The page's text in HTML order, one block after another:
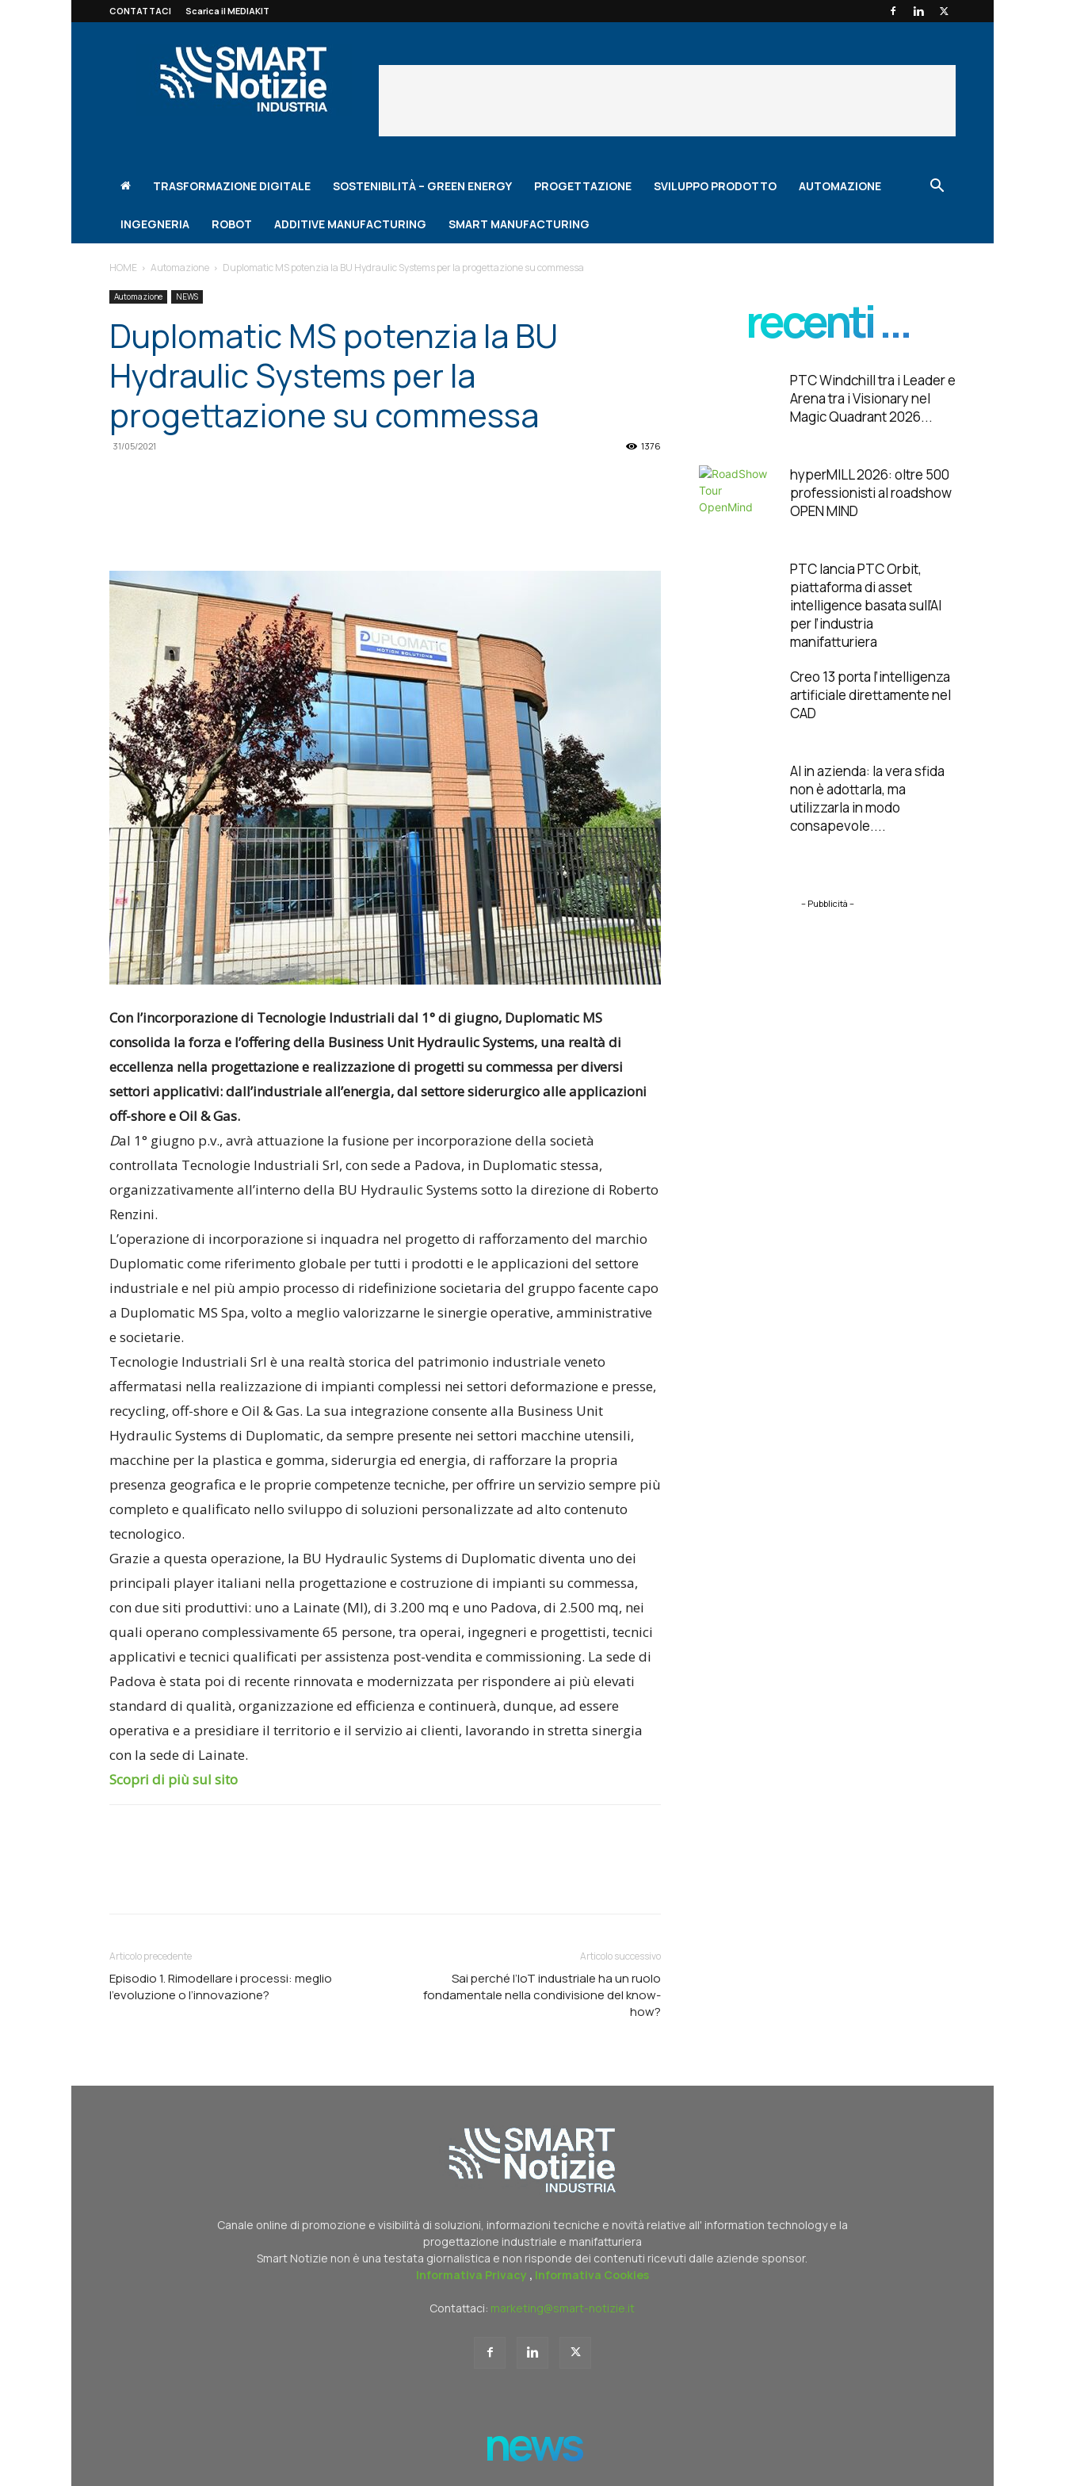
CONTATTACI Scarica il MEDIAKIT
Smart
Notizie
Le
notizie
TRASFORMAZIONE DIGITALE SOSTENIBILITÀ – GREEN ENERGY PROGETTAZIONE SVILUPPO PRODOTTO AUTOMAZIONE
INGEGNERIA ROBOT ADDITIVE MANUFACTURING SMART MANUFACTURING
HOME Automazione Duplomatic MS potenzia la BU Hydraulic Systems per la progettazione su commessa
Automazione NEWS
Duplomatic MS potenzia la BU
Hydraulic Systems per la
progettazione su commessa
31/05/2021 1376
Con l’incorporazione di Tecnologie Industriali dal 1° di giugno, Duplomatic MS
consolida la forza e l’offering della Business Unit Hydraulic Systems, una realtà di
eccellenza nella progettazione e realizzazione di progetti su commessa per diversi
settori applicativi: dall’industriale all’energia, dal settore siderurgico alle applicazioni
off-shore e Oil & Gas.
Dal 1° giugno p.v., avrà attuazione la fusione per incorporazione della società
controllata Tecnologie Industriali Srl, con sede a Padova, in Duplomatic stessa,
organizzativamente all’interno della BU Hydraulic Systems sotto la direzione di Roberto
Renzini.
L’operazione di incorporazione si inquadra nel progetto di rafforzamento del marchio
Duplomatic come riferimento globale per tutti i prodotti e le applicazioni del settore
industriale e nel più ampio processo di ridefinizione societaria del gruppo facente capo
a Duplomatic MS Spa, volto a meglio valorizzarne le sinergie operative, amministrative
e societarie.
Tecnologie Industriali Srl è una realtà storica del patrimonio industriale veneto
affermatasi nella realizzazione di impianti complessi nei settori deformazione e presse,
recycling, off-shore e Oil & Gas. La sua integrazione consente alla Business Unit
Hydraulic Systems di Duplomatic, da sempre presente nei settori macchine utensili,
macchine per la plastica e gomma, siderurgia ed energia, di rafforzare la propria
presenza geografica e le proprie competenze tecniche, per offrire un servizio sempre più
completo e qualificato nello sviluppo di soluzioni personalizzate ad alto contenuto
tecnologico.
Grazie a questa operazione, la BU Hydraulic Systems di Duplomatic diventa uno dei
principali player italiani nella progettazione e costruzione di impianti su commessa,
con due siti produttivi: uno a Lainate (MI), di 3.200 mq e uno Padova, di 2.500 mq, nei
quali operano complessivamente 65 persone, tra operai, ingegneri e progettisti, tecnici
applicativi e tecnici qualificati per assistenza post-vendita e commissioning. La sede di
Padova è stata poi di recente rinnovata e modernizzata per rispondere ai più elevati
standard di qualità, organizzazione ed efficienza e continuerà, dunque, ad essere
operativa e a presidiare il territorio e il servizio ai clienti, lavorando in stretta sinergia
con la sede di Lainate.
Scopri di più sul sito
Articolo precedente
Episodio 1. Rimodellare i processi: meglio
l’evoluzione o l’innovazione?
Articolo successivo
Sai perché l’IoT industriale ha un ruolo
fondamentale nella condivisione del know-
how?
recenti ...
PTC Windchill tra i Leader e
Arena tra i Visionary nel
Magic Quadrant 2026...
hyperMILL 2026: oltre 500
professionisti al roadshow
OPEN MIND
PTC lancia PTC Orbit,
piattaforma di asset
intelligence basata sull’AI
per l’industria
manifatturiera
Creo 13 porta l’intelligenza
artificiale direttamente nel
CAD
AI in azienda: la vera sfida
non è adottarla, ma
utilizzarla in modo
consapevole....
– Pubblicità –
Canale online di promozione e visibilità di soluzioni, informazioni tecniche e novità relative all' information technology e la
progettazione industriale e manifatturiera
Smart Notizie non è una testata giornalistica e non risponde dei contenuti ricevuti dalle aziende sponsor.
Informativa Privacy , Informativa Cookies
Contattaci: marketing@smart-notizie.it
news